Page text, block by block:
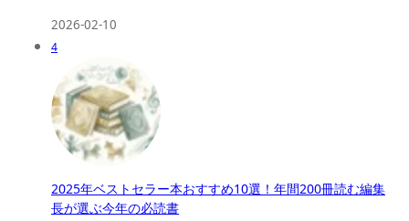
2026-02-10
4
2025年ベストセラー本おすすめ10選！年間200冊読む編集
長が選ぶ今年の必読書